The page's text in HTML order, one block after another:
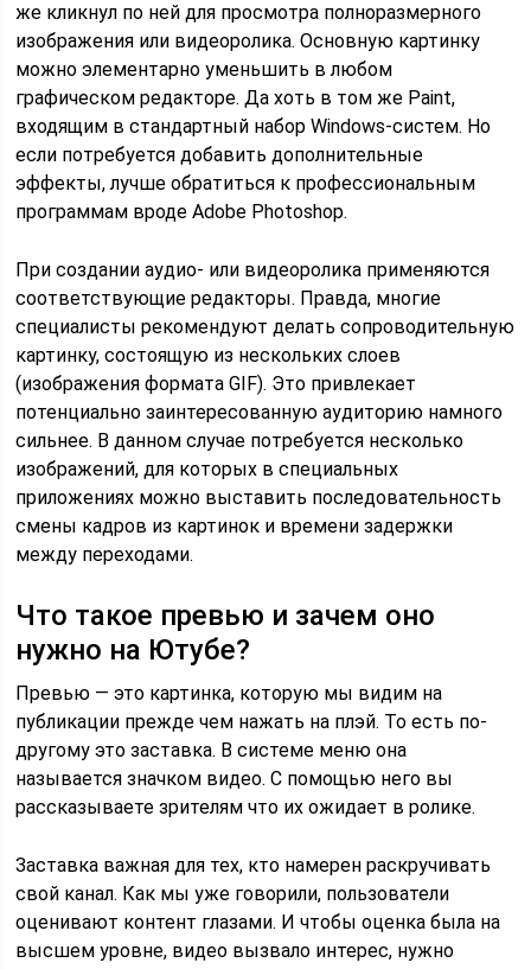
же кликнул по ней для просмотра полноразмерного
изображения или видеоролика. Основную картинку
можно элементарно уменьшить в любом
графическом редакторе. Да хоть в том же Paint,
входящим в стандартный набор Windows-систем. Но
если потребуется добавить дополнительные
эффекты, лучше обратиться к профессиональным
программам вроде Adobe Photoshop.
При создании аудио- или видеоролика применяются
соответствующие редакторы. Правда, многие
специалисты рекомендуют делать сопроводительную
картинку, состоящую из нескольких слоев
(изображения формата GIF). Это привлекает
потенциально заинтересованную аудиторию намного
сильнее. В данном случае потребуется несколько
изображений, для которых в специальных
приложениях можно выставить последовательность
смены кадров из картинок и времени задержки
между переходами.
Что такое превью и зачем оно
нужно на Ютубе?
Превью — это картинка, которую мы видим на
публикации прежде чем нажать на плэй. То есть по-
другому это заставка. В системе меню она
называется значком видео. С помощью него вы
рассказываете зрителям что их ожидает в ролике.
Заставка важная для тех, кто намерен раскручивать
свой канал. Как мы уже говорили, пользователи
оценивают контент глазами. И чтобы оценка была на
высшем уровне, видео вызвало интерес, нужно